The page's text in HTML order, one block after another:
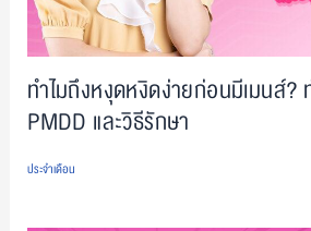
ทำไมถึงหงุดหงิดง่ายก่อนมีเมนส์?
PMDD และวิธีรักษา
ประจำเดือน